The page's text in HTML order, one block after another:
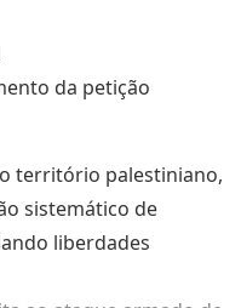
da petição
território palestiniano,
sistemático de
liberdades